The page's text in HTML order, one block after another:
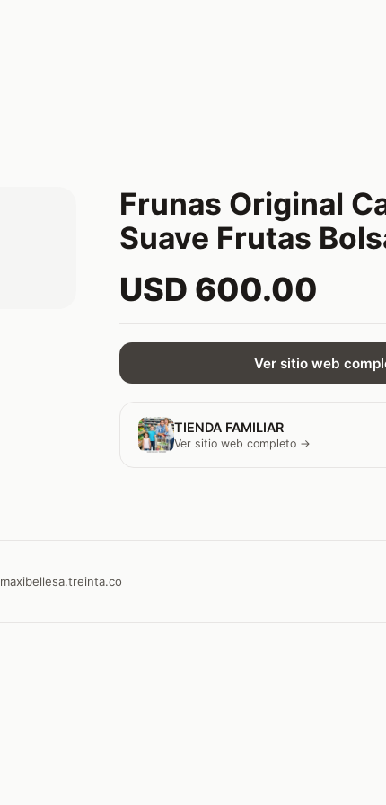
Frunas Original
Suave Frutas
USD 600.00
Ver sitio web
TIENDA FAMILIAR
Ver sitio web completo →
maxibellesa.treinta.co